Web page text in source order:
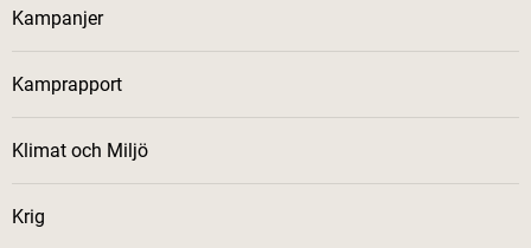
Kampanjer
Kamprapport
Klimat och Miljö
Krig